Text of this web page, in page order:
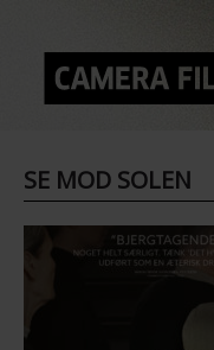
SE MOD SOLEN